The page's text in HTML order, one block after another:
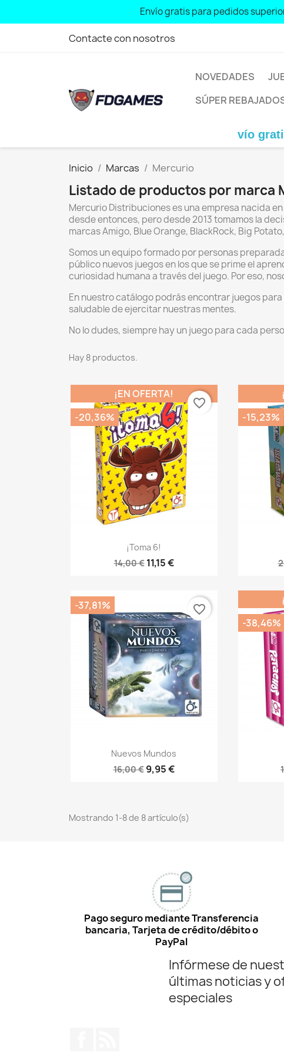
Envío gratis para pedidos
Contacte con nosotros
NOVEDADES
SÚPER
Envío gratis
Inicio Marcas Mercurio
Listado de productos por marca
Mercurio Distribuciones es una empresa nacida
desde entonces, pero desde 2013 tomamos la
marcas Amigo, Blue Orange, BlackRock, Big
Somos un equipo formado por personas
público nuevos juegos en los que se prime el
curiosidad humana a través del juego. Por eso,
En nuestro catálogo podrás encontrar juegos para
saludable de ejercitar nuestras mentes.
No lo dudes, siempre hay un juego para cada
Hay 8 productos.
Vista rápida
¡Toma 6!
14,00 € 11,15 €
¡EN OFERTA!
-20,36%
favorite_border
-15,23%
Vista rápida
Nuevos Mundos
16,00 € 9,95 €
-37,81% favorite_border
-38,46%
Mostrando 1-8 de 8 artículo(s)
Pago seguro mediante Transferencia
bancaria, Tarjeta de crédito/débito o
PayPal
Infórmese de
últimas noticias y
especiales